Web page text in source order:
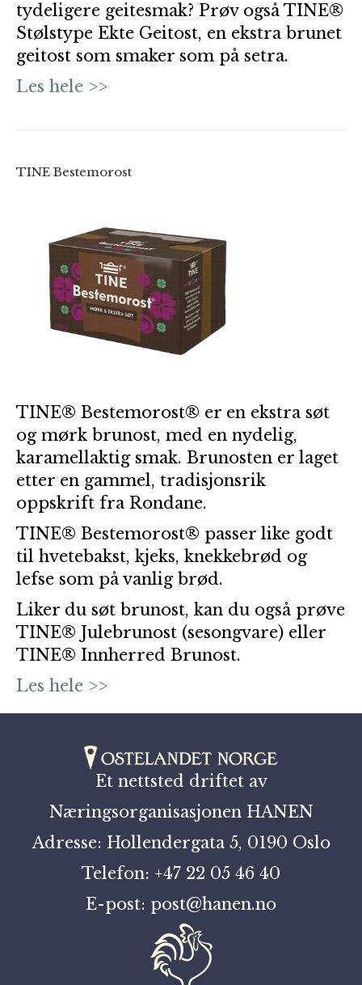
tydeligere geitesmak? Prøv også TINE®
Stølstype Ekte Geitost, en ekstra brunet
geitost som smaker som på setra.
Les hele >>
TINE Bestemorost
TINE® Bestemorost® er en ekstra søt
og mørk brunost, med en nydelig,
karamellaktig smak. Brunosten er laget
etter en gammel, tradisjonsrik
oppskrift fra Rondane.
TINE® Bestemorost® passer like godt
til hvetebakst, kjeks, knekkebrød og
lefse som på vanlig brød.
Liker du søt brunost, kan du også prøve
TINE® Julebrunost (sesongvare) eller
TINE® Innherred Brunost.
Les hele >>
Et nettsted driftet av
Næringsorganisasjonen HANEN
Adresse: Hollendergata 5, 0190 Oslo
Telefon: +47 22 05 46 40
E-post: post@hanen.no